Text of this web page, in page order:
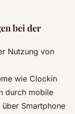
bei der
Nutzung von
wie Clockin
durch mobile
Smartphone